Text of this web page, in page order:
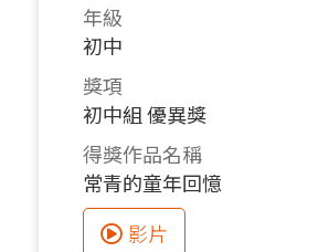
年級
初中
獎項
初中組 優異獎
得獎作品名稱
常青的童年回憶
影片